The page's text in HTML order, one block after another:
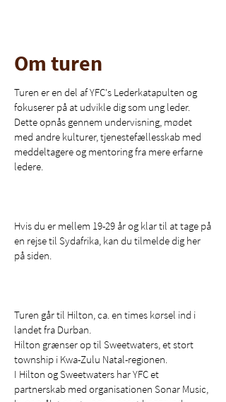
Om turen
Turen er en del af YFC's Lederkatapulten og
fokuserer på at udvikle dig som ung leder.
Dette opnås gennem undervisning, mødet
med andre kulturer, tjenestefællesskab med
meddeltagere og mentoring fra mere erfarne
ledere.
Hvis du er mellem 19-29 år og klar til at tage på
en rejse til Sydafrika, kan du tilmelde dig her
på siden.
Turen går til Hilton, ca. en times kørsel ind i
landet fra Durban.
Hilton grænser op til Sweetwaters, et stort
township i Kwa-Zulu Natal-regionen.
I Hilton og Sweetwaters har YFC et
partnerskab med organisationen Sonar Music,